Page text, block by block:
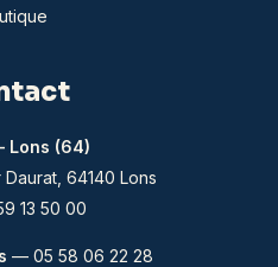
Lons (64)
64140 Lons
13 50 00
— 05 58 06 22 28